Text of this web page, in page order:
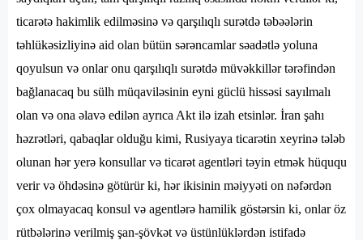
ticarətə hakimlik edilməsinə və qarşılıqlı surətdə təbəələrin
təhlükəsizliyinə aid olan bütün sərəncamlar səadətlə yoluna
qoyulsun və onlar onu qarşılıqlı surətdə müvəkkillər tərəfindən
bağlanacaq bu sülh müqaviləsinin eyni güclü hissəsi sayılmalı
olan və ona əlavə edilən ayrıca Akt ilə izah etsinlər. İran şahı
həzrətləri, qabaqlar olduğu kimi, Rusiyaya ticarətin xeyrinə tələb
olunan hər yerə konsullar və ticarət agentləri təyin etmək hüququ
verir və öhdəsinə götürür ki, hər ikisinin məiyyəti on nəfərdən
çox olmayacaq konsul və agentlərə hamilik göstərsin ki, onlar öz
rütbələrinə verilmiş şan-şövkət və üstünlüklərdən istifadə